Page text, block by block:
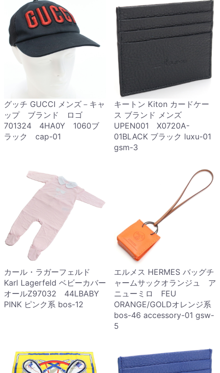
グッチ GUCCI メンズ－キャ
ップ ブランド ロゴ
701324 4HA0Y 1060ブ
ラック cap-01
キートン Kiton カードケー
ス ブランド メンズ
UPEN001 X0720A-
01BLACK ブラック luxu-01
gsm-3
カール・ラガーフェルド
Karl Lagerfeld ベビーカバー
オールZ97032 44LBABY
PINK ピンク系 bos-12
エルメス HERMES バッグチ
ャームサックオランジュ ア
ニューミロ FEU
ORANGE/GOLDオレンジ系
bos-46 accessory-01 gsw-
5